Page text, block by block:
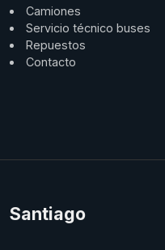
Camiones
Servicio técnico buses
Repuestos
Contacto
Santiago